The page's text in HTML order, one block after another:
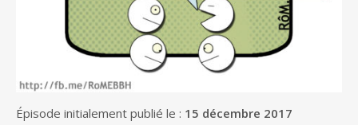
Épisode initialement publié le : 15 décembre 2017